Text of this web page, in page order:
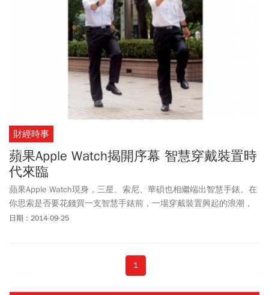
財經時事
蘋果Apple Watch揭開序幕 智慧穿戴裝置時
代來臨
蘋果Apple Watch現身，三星、索尼、華碩也相繼端出智慧手錶。在
你思索是否要花錢買一支智慧手錶前，一場穿戴裝置興起的浪潮，
才正要滲透入你我的生活。
日期：2014-09-25
1